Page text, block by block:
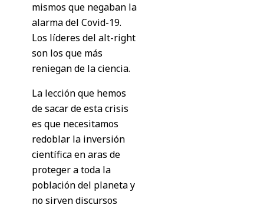
mismos que negaban la
alarma del Covid-19.
Los líderes del alt-right
son los que más
reniegan de la ciencia.
La lección que hemos
de sacar de esta crisis
es que necesitamos
redoblar la inversión
científica en aras de
proteger a toda la
población del planeta y
no sirven discursos